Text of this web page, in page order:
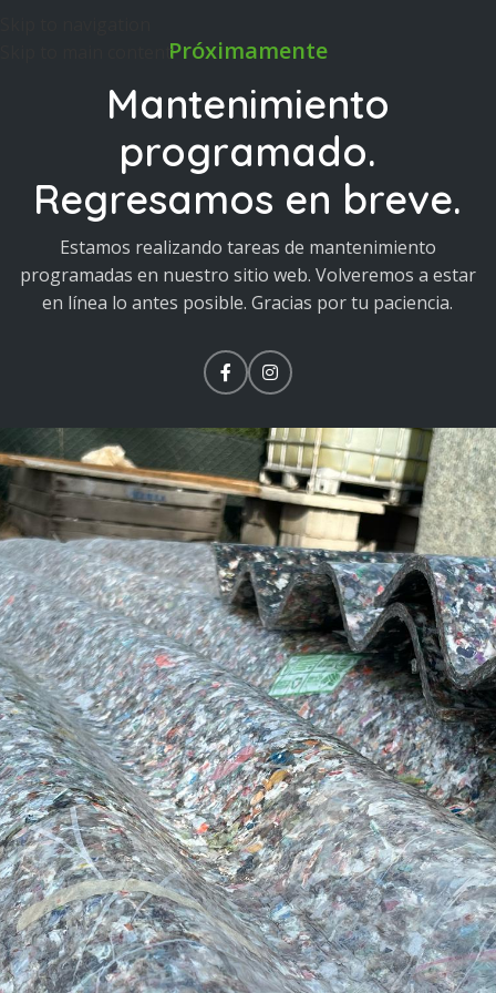
Skip to main contentPróximamente
Mantenimiento
programado.
Regresamos en breve.
Estamos realizando tareas de mantenimiento
programadas en nuestro sitio web. Volveremos a estar
en línea lo antes posible. Gracias por tu paciencia.